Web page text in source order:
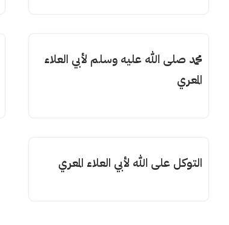
محمد صلى الله عليه وسلم لأبي العلاء
المعري
التوكل على الله لأبي العلاء المعري